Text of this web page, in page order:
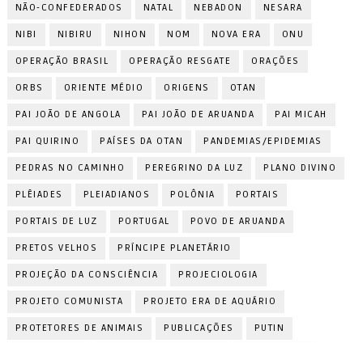
NÃO-CONFEDERADOS NATAL NEBADON NESARA
NIBI NIBIRU NIHON NOM NOVA ERA ONU
OPERAÇÃO BRASIL OPERAÇÃO RESGATE ORAÇÕES
ORBS ORIENTE MÉDIO ORIGENS OTAN
PAI JOÃO DE ANGOLA PAI JOÃO DE ARUANDA PAI MICAH
PAI QUIRINO PAÍSES DA OTAN PANDEMIAS/EPIDEMIAS
PEDRAS NO CAMINHO PEREGRINO DA LUZ PLANO DIVINO
PLÊIADES PLEIADIANOS POLÔNIA PORTAIS
PORTAIS DE LUZ PORTUGAL POVO DE ARUANDA
PRETOS VELHOS PRÍNCIPE PLANETÁRIO
PROJEÇÃO DA CONSCIÊNCIA PROJECIOLOGIA
PROJETO COMUNISTA PROJETO ERA DE AQUÁRIO
PROTETORES DE ANIMAIS PUBLICAÇÕES PUTIN